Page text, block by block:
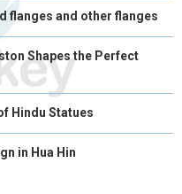
flanges and other flanges
Shapes the Perfect
Hindu Statues
in Hua Hin